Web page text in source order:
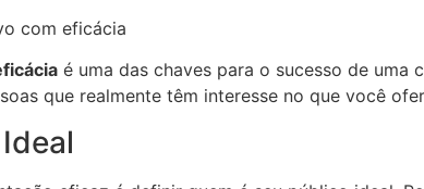
é uma das chaves para o sucesso de
que realmente têm interesse no que você